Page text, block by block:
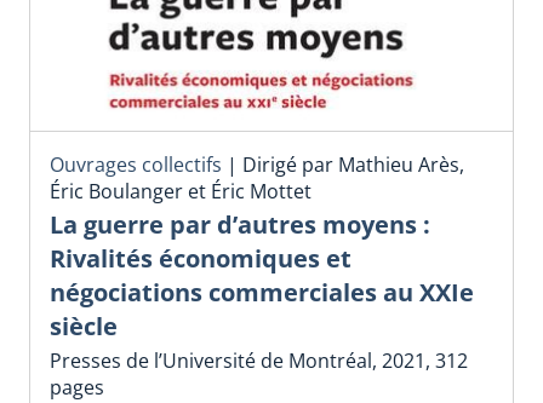
Ouvrages collectifs | Dirigé par Mathieu Arès,
Éric Boulanger et Éric Mottet
La guerre par d’autres moyens :
Rivalités économiques et
négociations commerciales au XXIe
siècle
Presses de l’Université de Montréal, 2021, 312
pages